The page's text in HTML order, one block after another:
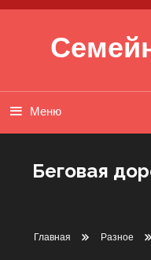
Перейти к содержимому
Меню
Беговая
Главная Разное